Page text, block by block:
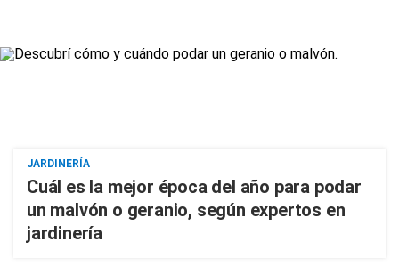
JARDINERÍA
Cuál es la mejor época del año para podar
un malvón o geranio, según expertos en
jardinería